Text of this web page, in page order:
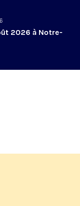
2026 à Notre-